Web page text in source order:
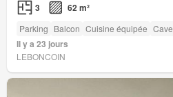
3 62 m²
Parking Balcon Cuisine équipée Cave
Il y a 23 jours
LEBONCOIN